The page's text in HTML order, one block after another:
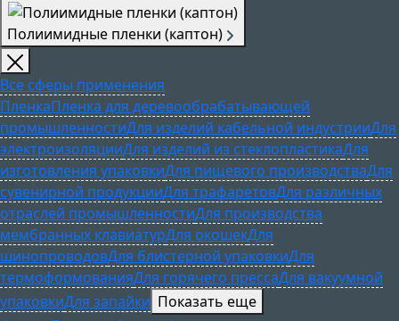
Полиимидные пленки (каптон)
Все сферы применения
ПленкаПленка для деревообрабатывающей
промышленностиДля изделий кабельной индустрииДля
электроизоляцииДля изделий из стеклопластикаДля
изготовления упаковкиДля пищевого производстваДля
сувенирной продукцииДля трафаретовДля различных
отраслей промышленностиДля производства
мембранных клавиатурДля окошекДля
шинопроводовДля блистерной упаковкиДля
термоформованияДля горячего прессаДля вакуумной
упаковкиДля запайки Показать еще